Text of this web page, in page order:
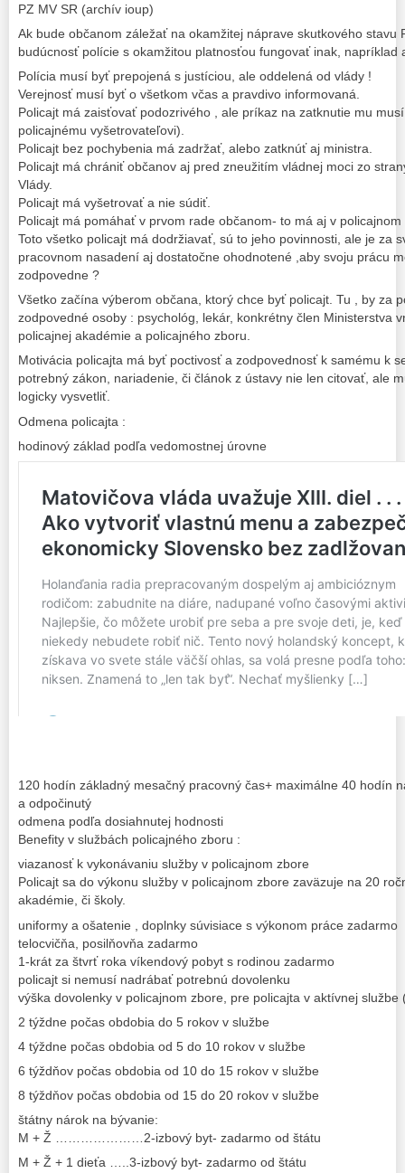
PZ MV SR (archív ioup)
Ak bude občanom záležať na okamžitej náprave skutkového stavu
budúcnosť polície s okamžitou platnosťou fungovať inak, napríklad
Polícia musí byť prepojená s justíciou, ale oddelená od vlády !
Verejnosť musí byť o všetkom včas a pravdivo informovaná.
Policajt má zaisťovať podozrivého , ale príkaz na zatknutie mu
policajnému vyšetrovateľovi).
Policajt bez pochybenia má zadržať, alebo zatknúť aj ministra.
Policajt má chrániť občanov aj pred zneužitím vládnej moci zo
Vlády.
Policajt má vyšetrovať a nie súdiť.
Policajt má pomáhať v prvom rade občanom- to má aj v
Toto všetko policajt má dodržiavať, sú to jeho povinnosti, ale je za
pracovnom nasadení aj dostatočne ohodnotené ,aby svoju prácu
zodpovedne ?
Všetko začína výberom občana, ktorý chce byť policajt. Tu , by za
zodpovedné osoby : psychológ, lekár, konkrétny člen Ministerstva
policajnej akadémie a policajného zboru.
Motivácia policajta má byť poctivosť a zodpovednosť k samému k
potrebný zákon, nariadenie, či článok z ústavy nie len citovať, ale
logicky vysvetliť.
Odmena policajta :
hodinový základ podľa vedomostnej úrovne
120 hodín základný mesačný pracovný čas+ maximálne 40 hodín
a odpočinutý
odmena podľa dosiahnutej hodnosti
Benefity v službách policajného zboru :
viazanosť k vykonávaniu služby v policajnom zbore
Policajt sa do výkonu služby v policajnom zbore zaväzuje na 20
akadémie, či školy.
uniformy a ošatenie , doplnky súvisiace s výkonom práce zadarmo
telocvičňa, posilňovňa zadarmo
1-krát za štvrť roka víkendový pobyt s rodinou zadarmo
policajt si nemusí nadrábať potrebnú dovolenku
výška dovolenky v policajnom zbore, pre policajta v aktívnej službe
2 týždne počas obdobia do 5 rokov v službe
4 týždne počas obdobia od 5 do 10 rokov v službe
6 týždňov počas obdobia od 10 do 15 rokov v službe
8 týždňov počas obdobia od 15 do 20 rokov v službe
štátny nárok na bývanie:
M + Ž …………………2-izbový byt- zadarmo od štátu
M + Ž + 1 dieťa …..3-izbový byt- zadarmo od štátu